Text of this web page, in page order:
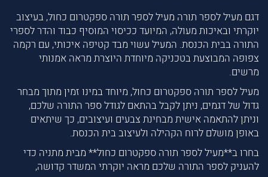
דגם מעיל לספר תורה מעיל לספר תורה ספקטרום כחול, בעיצוב
יוקרתי ובאיכות מעולה, המיועד ככיסוי המוסיף כבוד והדר לספרי
התורה בבית הכנסת. המעיל עשוי מבד קטיפה איכותי, עם רקמה
צפופה המבוצעת בטכניקה מיוחדת היוצרת מראה אמנותי
מרשים.
מעיל לספר תורה ספקטרום כחול, מיוחד במינו זמין מתוך מבחר
גדול של דגמים, ניתן לקבל בהתאם לגודל ספר התורה שלכם,
וניתן להתאמה אישית מבחינת צבעים ועיצובים, כך שיתאים
באופן מושלם לרוח הקהילה ולעיצוב בית הכנסת.
בחרו ב**מעיל לספר תורה ספקטרום כחול** מבית מתניה כדי
להעניק לספר התורה שלכם מראה יוקרתי המשדר קדושה,